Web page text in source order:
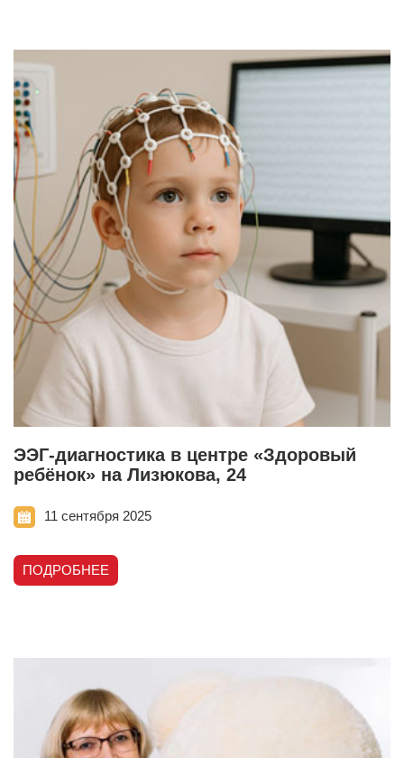
ЭЭГ-диагностика в центре «Здоровый
ребёнок» на Лизюкова, 24
11 сентября 2025
ПОДРОБНЕЕ